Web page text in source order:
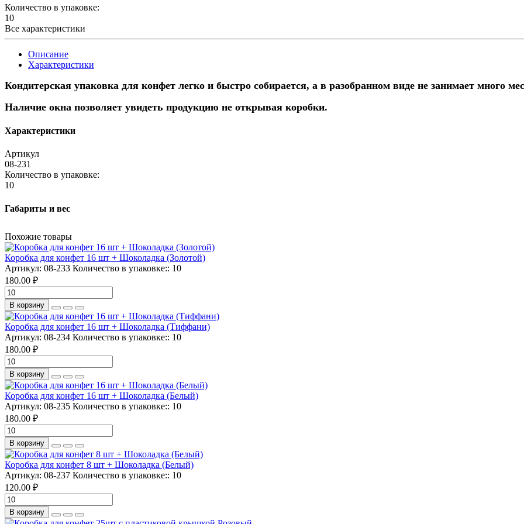
Количество в упаковке:
10
Все характеристики
Описание
Характеристики
Кондитерская упаковка для конфет легко и быстро собирается, а в разобранном виде не занимает много
Наличие окна позволяет увидеть продукцию не открывая коробки.
Характеристики
Артикул
08-231
Количество в упаковке:
10
Габариты и вес
Похожие товары
Коробка для конфет 16 шт + Шоколадка (Золотой)
Артикул: 08-233 Количество в упаковке:: 10
180.00 ₽
В корзину
Коробка для конфет 16 шт + Шоколадка (Тиффани)
Артикул: 08-234 Количество в упаковке:: 10
180.00 ₽
В корзину
Коробка для конфет 16 шт + Шоколадка (Белый)
Артикул: 08-235 Количество в упаковке:: 10
180.00 ₽
В корзину
Коробка для конфет 8 шт + Шоколадка (Белый)
Артикул: 08-237 Количество в упаковке:: 10
120.00 ₽
В корзину